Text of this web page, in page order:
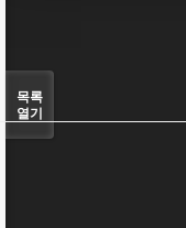
목록
열기